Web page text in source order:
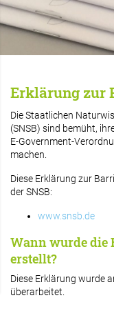
Erklärung zur
Die Staatlichen
(SNSB) sind bemüht,
E-Government-
machen.
Diese Erklärung zur
der SNSB:
www.snsb.de
Wann wurde die
erstellt?
Diese Erklärung wurde
überarbeitet.